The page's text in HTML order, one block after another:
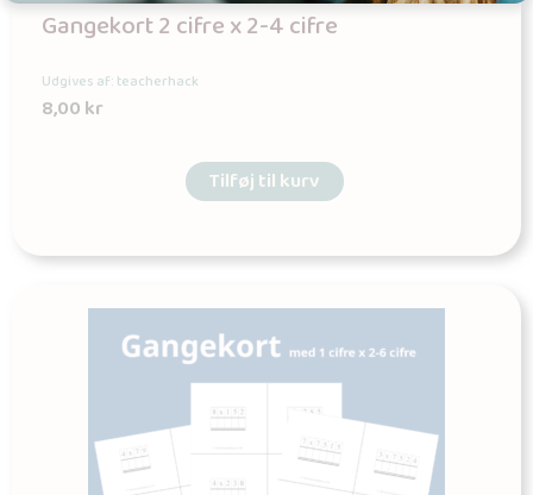
Gangekort 2 cifre x 2-4 cifre
Udgives af: teacherhack
8,00kr
Tilføj til kurv